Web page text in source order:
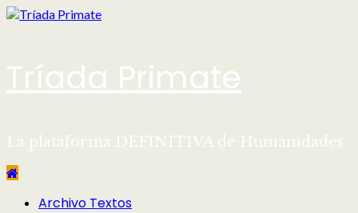
Saltar
Tríada Primate
La plataforma DEFINITIVA de Humanidades
Menú Archivo Textos